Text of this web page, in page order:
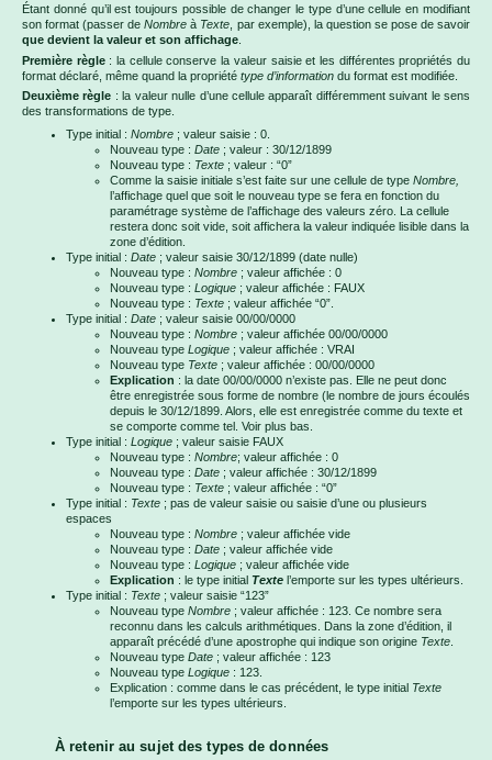
Étant donné qu’il est toujours possible de changer le type d’une cellule en modifiant
son format (passer deNombreà Texte, par exemple), la question se pose de savoir
que devient la valeur et son affichage.
Première règle: la cellule conserve la valeur saisie et les différentes propriétés du
format déclaré, même quand la propriété type d’information du format est modifiée.
Deuxième règle : la valeur nulle d’une cellule apparaît différemment suivant le sens
des transformations de type.
Type initial : Nombre ; valeur saisie : 0.
Nouveau type : Date ; valeur : 30/12/1899
Nouveau type : Texte ; valeur : “0”
Comme la saisie initiale s’est faite sur une cellule de type Nombre,
l’affichage quel que soit le nouveau type se fera en fonction du
paramétrage système de l’affichage des valeurs zéro. La cellule
restera donc soit vide, soit affichera la valeur indiquée lisible dans la
zone d’édition.
Type initial : Date ; valeur saisie 30/12/1899 (date nulle)
Nouveau type : Nombre ; valeur affichée : 0
Nouveau type : Logique ; valeur affichée : FAUX
Nouveau type : Texte ; valeur affichée “0”.
Type initial : Date ; valeur saisie 00/00/0000
Nouveau type : Nombre ; valeur affichée 00/00/0000
Nouveau type Logique ; valeur affichée : VRAI
Nouveau type Texte ; valeur affichée : 00/00/0000
Explication : la date 00/00/0000 n’existe pas. Elle ne peut donc
être enregistrée sous forme de nombre (le nombre de jours écoulés
depuis le 30/12/1899. Alors, elle est enregistrée comme du texte et
se comporte comme tel. Voir plus bas.
Type initial : Logique ; valeur saisie FAUX
Nouveau type : Nombre; valeur affichée : 0
Nouveau type : Date ; valeur affichée : 30/12/1899
Nouveau type : Texte ; valeur affichée : “0”
Type initial : Texte ; pas de valeur saisie ou saisie d’une ou plusieurs
espaces
Nouveau type : Nombre ; valeur affichée vide
Nouveau type : Date ; valeur affichée vide
Nouveau type : Logique ; valeur affichée vide
Explication : le type initial Texte l’emporte sur les types ultérieurs.
Type initial : Texte ; valeur saisie “123”
Nouveau type Nombre ; valeur affichée : 123. Ce nombre sera
reconnu dans les calculs arithmétiques. Dans la zone d’édition, il
apparaît précédé d’une apostrophe qui indique son origine Texte
Nouveau type Date ; valeur affichée : 123
Nouveau type Logique : 123.
Explication : comme dans le cas précédent, le type initial Texte
l’emporte sur les types ultérieurs.
À retenir au sujet des types de données